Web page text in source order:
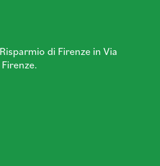
di Firenze in Via